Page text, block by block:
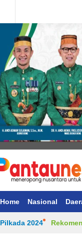
Home Nasional
Pilkada 2024